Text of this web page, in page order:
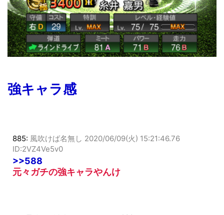
強キャラ感
885: 風吹けば名無し 2020/06/09(火) 15:21:46.76
ID:2VZ4Ve5v0
>>588
元々ガチの強キャラやんけ